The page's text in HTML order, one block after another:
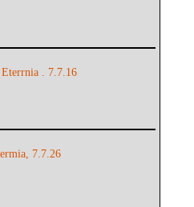
. 7.7.16
7.7.26